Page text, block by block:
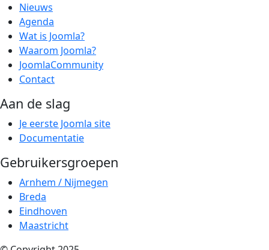
Nieuws
Agenda
Wat is Joomla?
Waarom Joomla?
JoomlaCommunity
Contact
Aan de slag
Je eerste Joomla site
Documentatie
Gebruikersgroepen
Arnhem / Nijmegen
Breda
Eindhoven
Maastricht